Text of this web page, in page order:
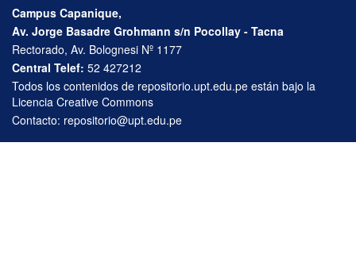
Campus Capanique,
Av. Jorge Basadre Grohmann s/n Pocollay - Tacna
Rectorado, Av. Bolognesi Nº 1177
Central Telef: 52 427212
Todos los contenidos de repositorio.upt.edu.pe están bajo la
Licencia Creative Commons
Contacto: repositorio@upt.edu.pe